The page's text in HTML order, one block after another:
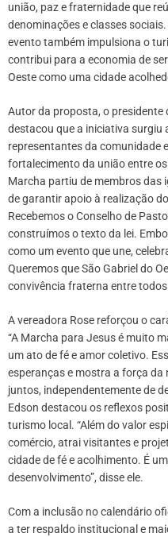
união, paz e fraternidade que
denominações e classes
evento também impulsiona o
contribui para a economia de
Oeste como uma cidade
Autor da proposta, o presidente
destacou que a iniciativa surgiu
representantes da comunidade
fortalecimento da união entre
Marcha partiu de membros das
de garantir apoio à realização
Recebemos o Conselho de
construímos o texto da lei.
como um evento que une,
Queremos que São Gabriel do
convivência fraterna entre
A vereadora Rose reforçou o
“A Marcha para Jesus é muito
um ato de fé e amor coletivo.
esperanças e mostra a força
juntos, independentemente de
Edson destacou os reflexos
turismo local. “Além do valor
comércio, atrai visitantes e
cidade de fé e acolhimento. É
desenvolvimento”, disse ele.
Com a inclusão no calendário
a ter respaldo institucional e